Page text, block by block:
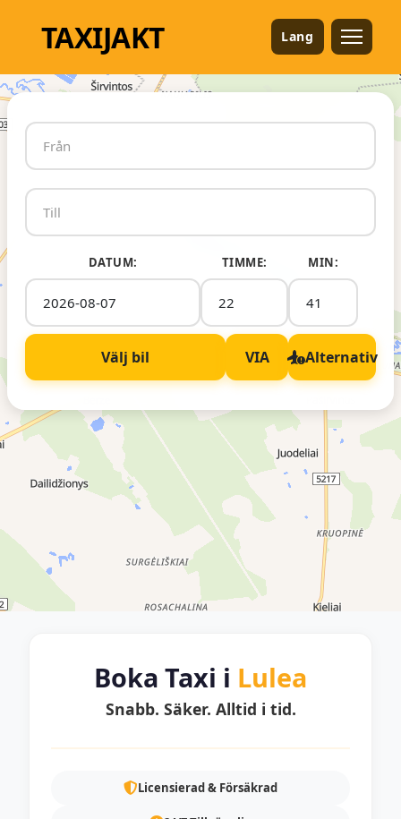
TAXIJAKT Lang
DATUM: TIMME: MIN:
Välj bil VIA Alternativ
Boka Taxi i Lulea
Snabb. Säker. Alltid i tid.
Licensierad & Försäkrad